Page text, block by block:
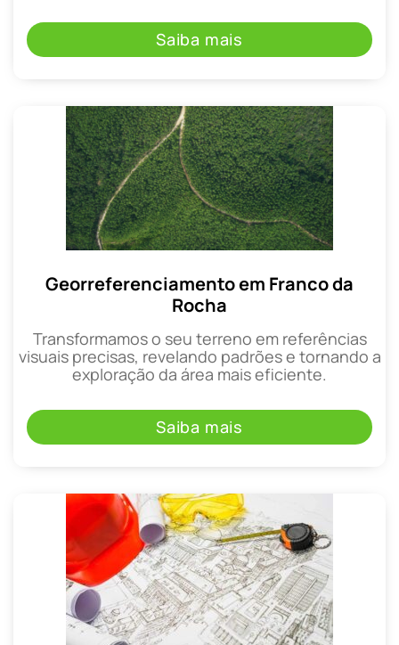
Saiba mais
Georreferenciamento em Franco da
Rocha
Transformamos o seu terreno em referências
visuais precisas, revelando padrões e tornando a
exploração da área mais eficiente.
Saiba mais